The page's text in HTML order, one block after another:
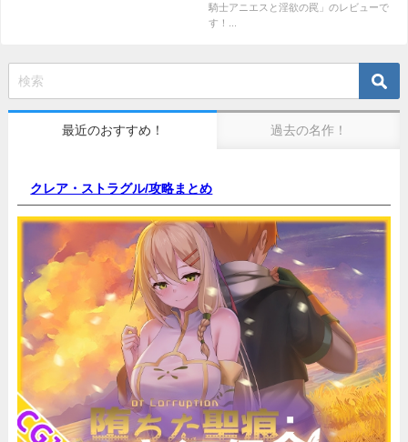
騎士アニエスと淫欲の罠」のレビューで
す！...
最近のおすすめ！ 過去の名作！
クレア・ストラグル/攻略まとめ